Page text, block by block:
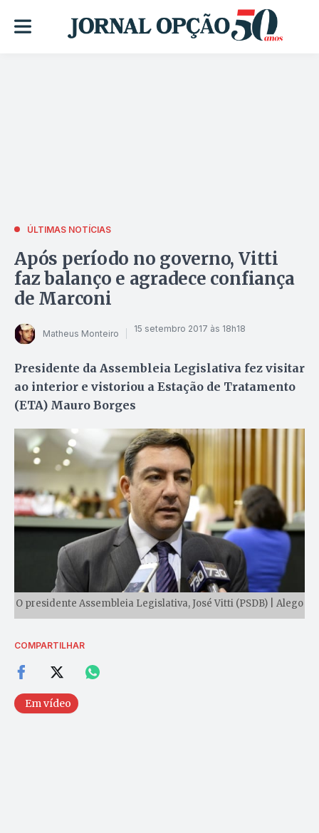
ÚLTIMAS NOTÍCIAS
Após período no governo, Vitti
faz balanço e agradece confiança
de Marconi
Matheus Monteiro 15 setembro 2017 às 18h18
Presidente da Assembleia Legislativa fez visitar
ao interior e vistoriou a Estação de Tratamento
(ETA) Mauro Borges
O presidente Assembleia Legislativa, José Vitti (PSDB) | Alego
COMPARTILHAR
Em vídeo